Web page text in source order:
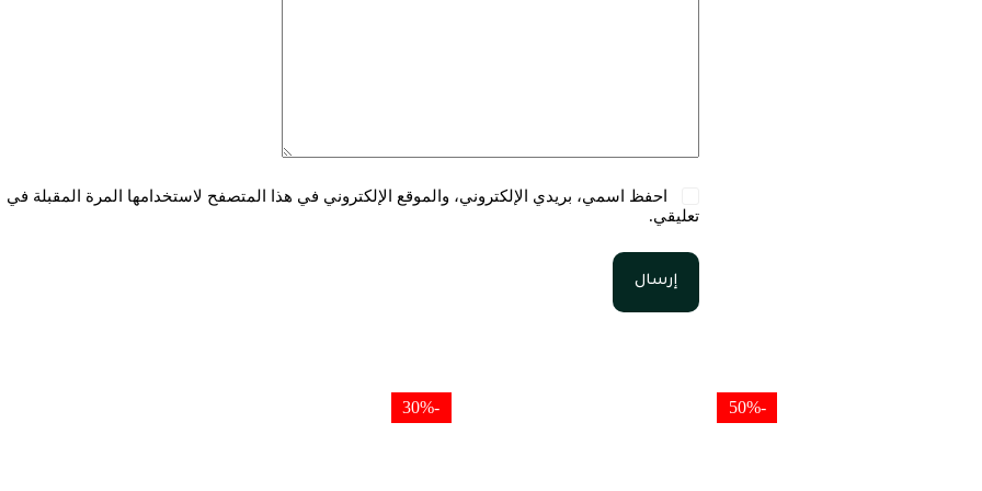
احفظ اسمي، بريدي الإلكتروني، والموقع الإلكتروني في هذا المتصفح لاستخدامها المرة المقبلة في
تعليقي.
إرسال
-50%
-30%